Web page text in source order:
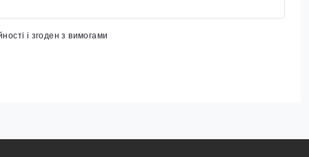
і згоден з вимогами